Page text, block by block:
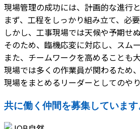
現場管理の成功には、計画的な進行
まず、工程をしっかり組み立て、必
しかし、工事現場では天候や予期せ
そのため、臨機応変に対応し、スム
また、チームワークを高めることも大
現場では多くの作業員が関わるため
現場をまとめるリーダーとしてのや
共に働く仲間を募集しています